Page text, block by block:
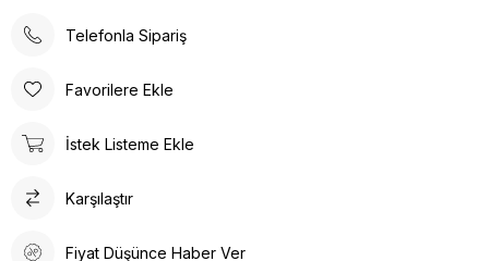
Airmax sabo terlikler; hastanelerde, restoranlarda, otellerde,
Poli taban materyali sayesinde uzun süreli kullanımlarda bile
Ortopedik taban desteği ile ayak sağlığınızı düşünerek
ürün detayları ile hem dayanıklılık hem de estetik bir görünüm
nefes almasına olanak tanırken yumuşak bir dokunuş sağlar.
Telefonla Sipariş
Favorilere Ekle
İstek Listeme Ekle
Karşılaştır
Fiyat Düşünce Haber Ver